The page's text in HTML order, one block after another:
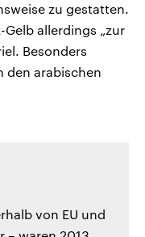
zu gestatten.
allerdings „zur
Besonders
den arabischen
von EU und